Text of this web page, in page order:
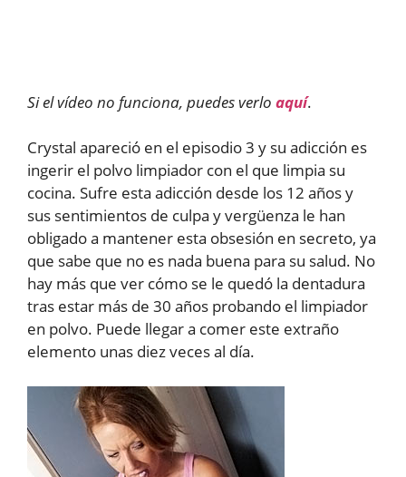
Si el vídeo no funciona, puedes verlo aquí.
Crystal apareció en el episodio 3 y su adicción es
ingerir el polvo limpiador con el que limpia su
cocina. Sufre esta adicción desde los 12 años y
sus sentimientos de culpa y vergüenza le han
obligado a mantener esta obsesión en secreto, ya
que sabe que no es nada buena para su salud. No
hay más que ver cómo se le quedó la dentadura
tras estar más de 30 años probando el limpiador
en polvo. Puede llegar a comer este extraño
elemento unas diez veces al día.